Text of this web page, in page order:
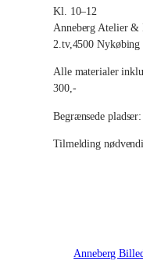
o
r
s
h
o
p
Kl. 10–12
Anneberg Atelier &
2.tv,4500 Nykøbing
Alle materialer
300,-
Begrænsede
Tilmelding
Anneberg